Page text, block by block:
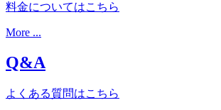
料金についてはこちら
More ...
Q&A
よくある質問はこちら